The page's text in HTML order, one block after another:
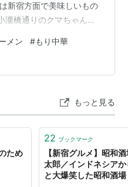
新宿方面で美味しいもの
瀧橋通りのクマちゃんラ
もうだいぶ経つ。
当然、一杯呑んだ後に
店に向かう。歩を進めな
、結局はもり中華にな
メン #もり中華
もっと見る
ため
22 ブックマーク
【新宿グルメ】昭和
太郎／インドネシア
と大爆笑した昭和酒場